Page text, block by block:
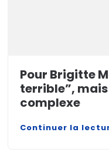
Pour Brigitte
terrible”,
complexe
Continuer la